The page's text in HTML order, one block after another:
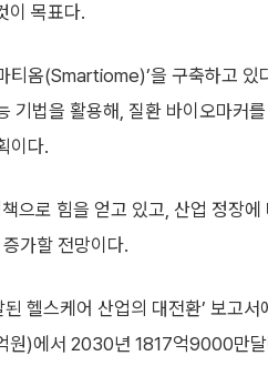
이 목표다.
티옴(Smartiome)’을 구축하고 있
기법을 활용해, 질환 바이오마커
이다.
으로 힘을 얻고 있고, 산업 정장에
가할 전망이다.
헬스케어 산업의 대전환’ 보고
원)에서 2030년 1817억9000만